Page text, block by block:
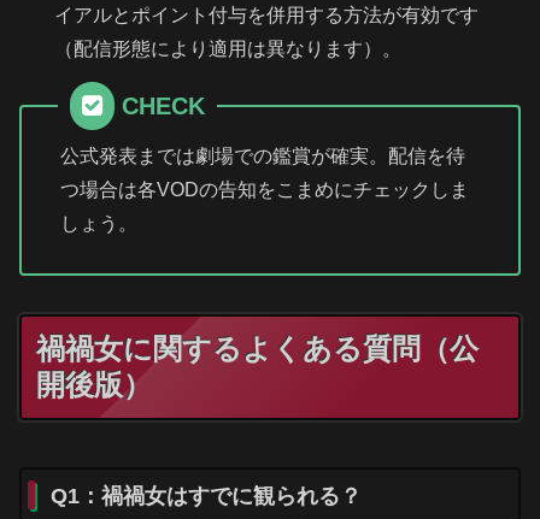
イアルとポイント付与を併用する方法が有効です
（配信形態により適用は異なります）。
CHECK
公式発表までは劇場での鑑賞が確実。配信を待
つ場合は各VODの告知をこまめにチェックしま
しょう。
禍禍女に関するよくある質問（公
開後版）
Q1：禍禍女はすでに観られる？